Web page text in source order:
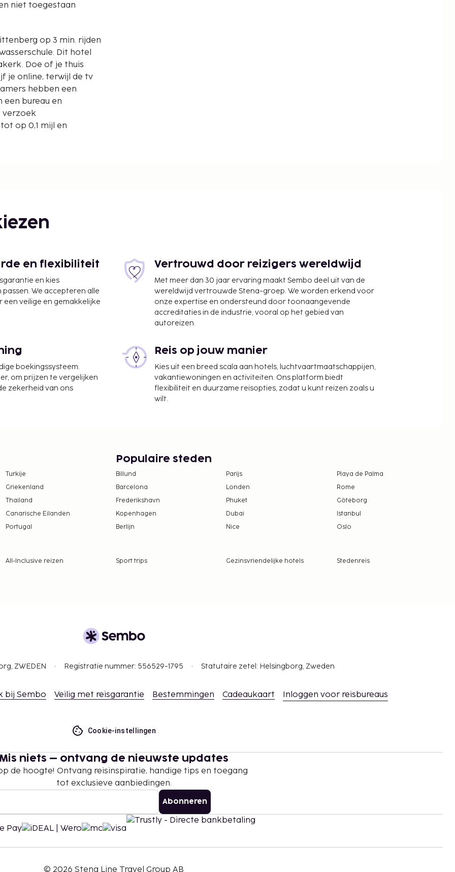
niet toegestaan
op 3 min. rijden
Dit hotel
Doe of je thuis
je online, terwijl de tv
hebben een
een bureau en
verzoek
op 0,1 mijl en
heb je gratis
en een tuin waar je
gratis wifi. Op
geserveerd van
persoon, per nacht.
die jonger zijn dan 18
zijn mogelijk
en flexibiliteit
en kies
We accepteren alle
veilige en gemakkelijke
Vertrouwd door reizigers wereldwijd
Met meer dan 30 jaar ervaring maakt Sembo deel uit van de
wereldwijd vertrouwde Stena-groep. We worden erkend voor
onze expertise en ondersteund door toonaangevende
accreditaties in de industrie, vooral op het gebied van
autoreizen.
boekingssysteem.
om prijzen te vergelijken
zekerheid van ons
Reis op jouw manier
Kies uit een breed scala aan hotels, luchtvaartmaatschappijen,
vakantiewoningen en activiteiten. Ons platform biedt
flexibiliteit en duurzame reisopties, zodat u kunt reizen zoals u
wilt.
Turkije
Griekenland
Thailand
Canarische Eilanden
Portugal
Populaire steden
Billund Parijs
Playa de Palma
Barcelona
Londen
Rome
Frederikshavn
Phuket
Göteborg
Kopenhagen
Dubai
Istanbul
Berlijn
Nice Oslo
All-Inclusive reizen Sport trips Gezinsvriendelijke hotels
Stedenreis
ZWEDEN Registratie nummer: 556529-1795 Statutaire zetel: Helsingborg, Zweden
bij Sembo Veilig met reisgarantie Bestemmingen Cadeaukaart Inloggen voor reisbureaus
Cookie-instellingen
Mis niets – ontvang de nieuwste updates
de hoogte! Ontvang reisinspiratie, handige tips en toegang
tot exclusieve aanbiedingen.
Abonneren
© 2026 Stena Line Travel Group AB